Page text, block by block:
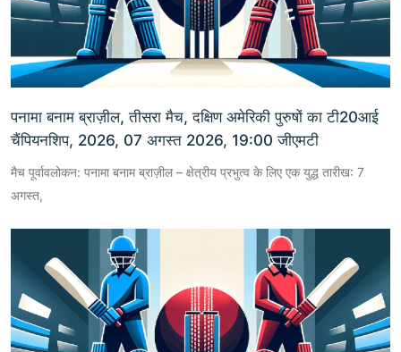
पनामा बनाम ब्राज़ील, तीसरा मैच, दक्षिण अमेरिकी पुरुषों का टी20आई
चैंपियनशिप, 2026, 07 अगस्त 2026, 19:00 जीएमटी
मैच पूर्वावलोकन: पनामा बनाम ब्राज़ील – क्षेत्रीय प्रभुत्व के लिए एक युद्ध तारीख: 7
अगस्त,